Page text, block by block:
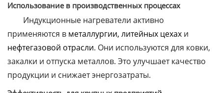
Использование в производственных процессах
Индукционные нагреватели активно
применяются в металлургии, литейных цехах и
нефтегазовой отрасли. Они используются для ковки,
закалки и отпуска металлов. Это улучшает качество
продукции и снижает энергозатраты.